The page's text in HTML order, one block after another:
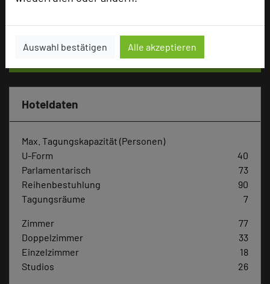
Auswahl bestätigen Alle akzeptieren
Hotel bewerten
Hoteldaten
Max. Tagungskapazität (Personen)
U-Form
40
Parlamentarisch
73
Reihenbestuhlung
90
Tagungsräume
7
Zimmer
77
Doppelzimmer
33
Einzelzimmer
18
Studios
26